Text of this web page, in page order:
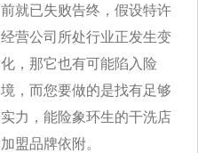
前就已失败告终，假设特许
经营公司所处行业正发生变
化，那它也有可能陷入险
境，而您要做的是找有足够
实力，能险象环生的干洗店
加盟品牌依附。